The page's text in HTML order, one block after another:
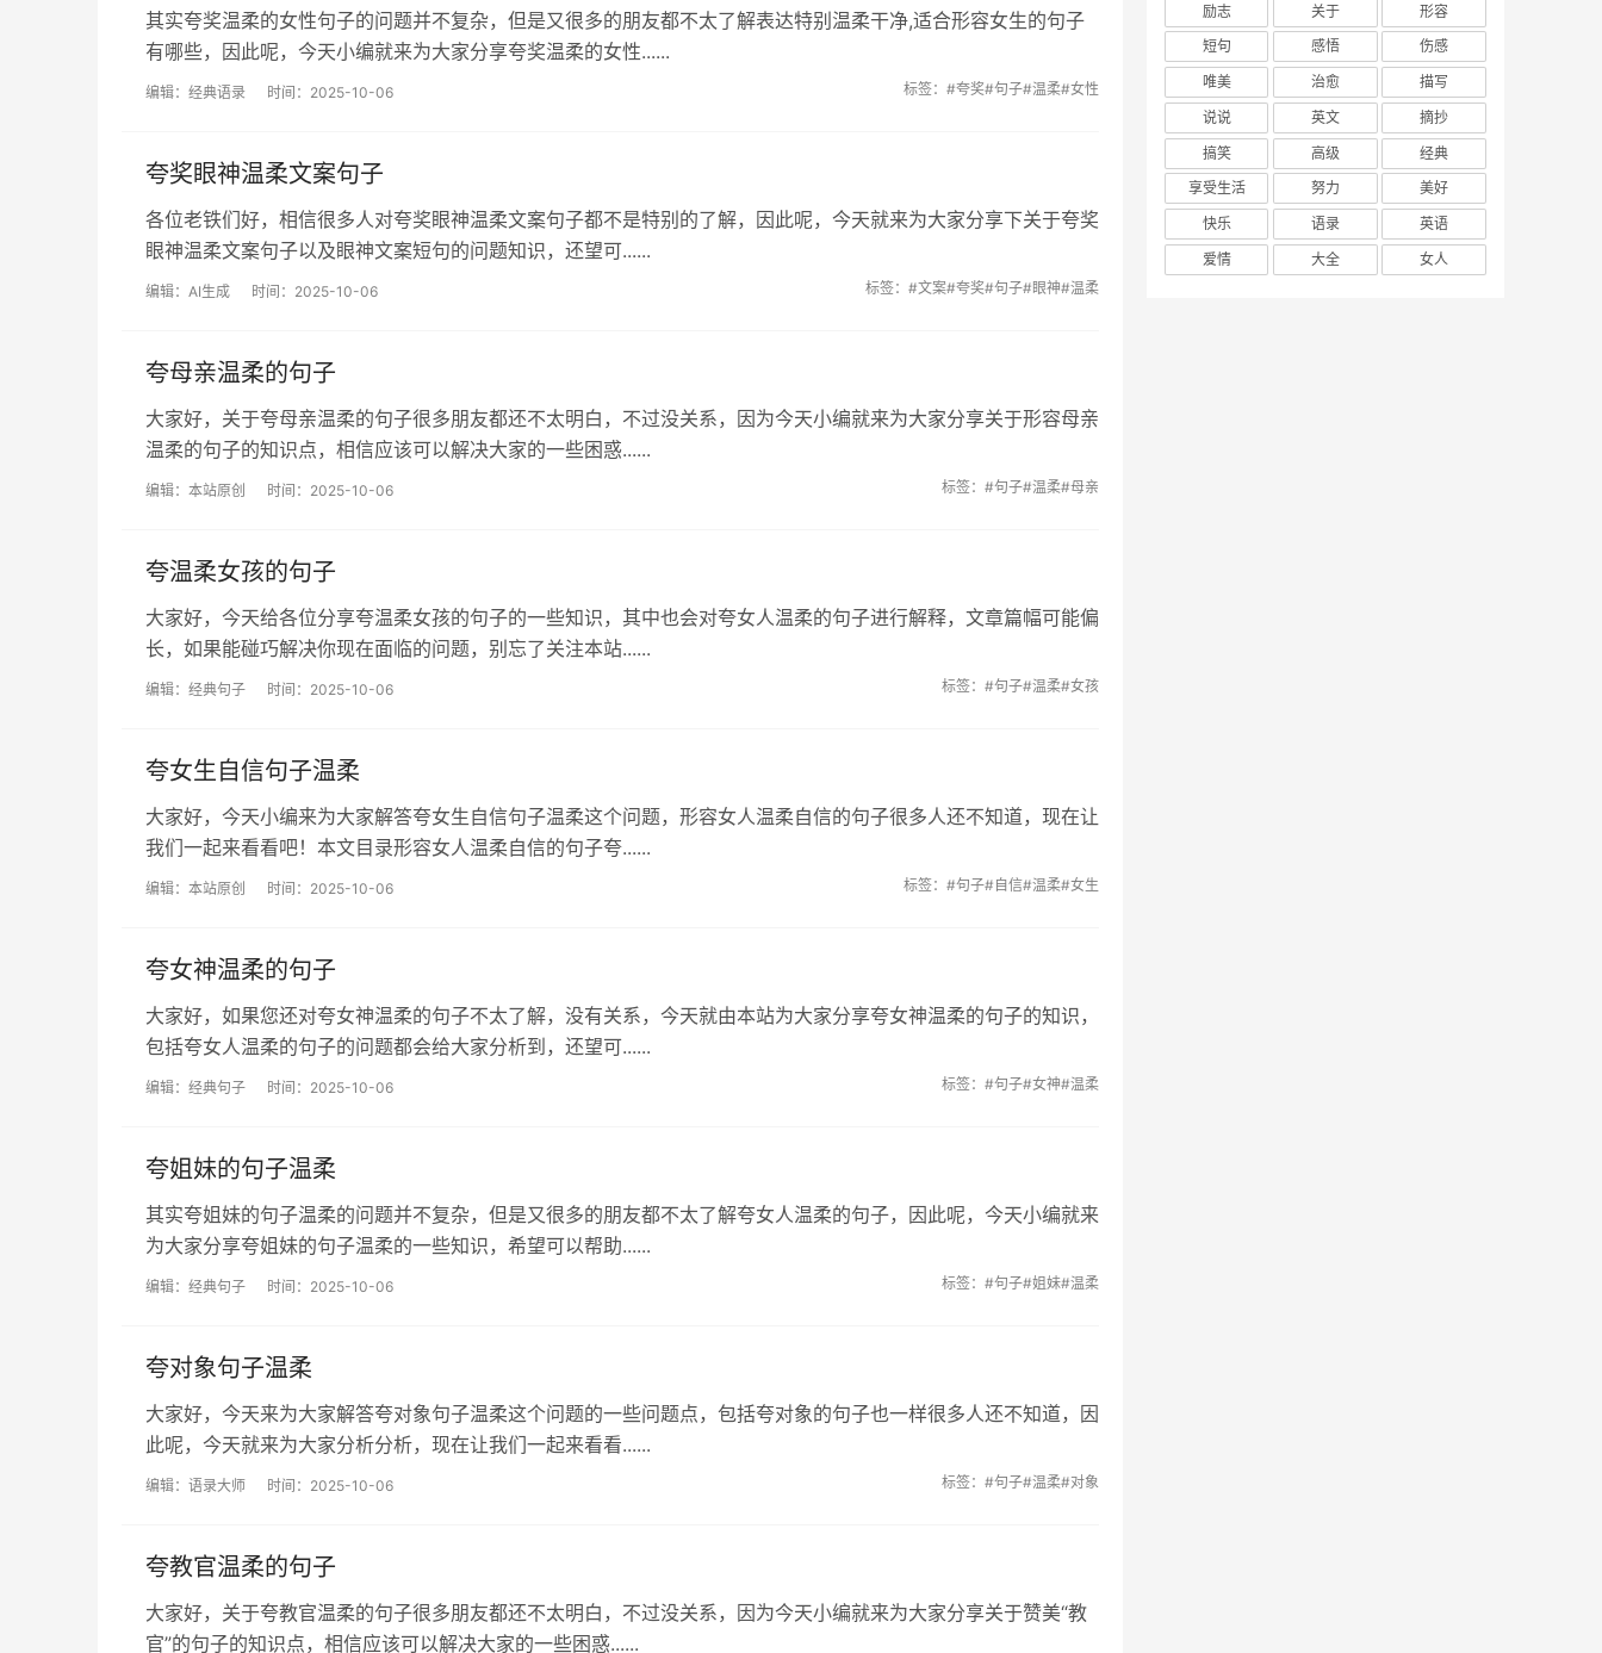
其实夸奖温柔的女性句子的问题并不复杂，但是又很多的朋友都不太了解表达特别温柔干净,适合形容女生的句子
有哪些，因此呢，今天小编就来为大家分享夸奖温柔的女性......
编辑： 经典语录 时间：2025-10-06 标签： #夸奖#句子#温柔#女性
夸奖眼神温柔文案句子
各位老铁们好，相信很多人对夸奖眼神温柔文案句子都不是特别的了解，因此呢，今天就来为大家分享下关于夸奖
眼神温柔文案句子以及眼神文案短句的问题知识，还望可......
编辑： AI生成 时间：2025-10-06 标签： #文案#夸奖#句子#眼神#温柔
夸母亲温柔的句子
大家好，关于夸母亲温柔的句子很多朋友都还不太明白，不过没关系，因为今天小编就来为大家分享关于形容母亲
温柔的句子的知识点，相信应该可以解决大家的一些困惑......
编辑： 本站原创 时间：2025-10-06 标签： #句子#温柔#母亲
夸温柔女孩的句子
大家好，今天给各位分享夸温柔女孩的句子的一些知识，其中也会对夸女人温柔的句子进行解释，文章篇幅可能偏
长，如果能碰巧解决你现在面临的问题，别忘了关注本站......
编辑： 经典句子 时间：2025-10-06 标签： #句子#温柔#女孩
夸女生自信句子温柔
大家好，今天小编来为大家解答夸女生自信句子温柔这个问题，形容女人温柔自信的句子很多人还不知道，现在让
我们一起来看看吧！本文目录形容女人温柔自信的句子夸......
编辑： 本站原创 时间：2025-10-06 标签： #句子#自信#温柔#女生
夸女神温柔的句子
大家好，如果您还对夸女神温柔的句子不太了解，没有关系，今天就由本站为大家分享夸女神温柔的句子的知识，
包括夸女人温柔的句子的问题都会给大家分析到，还望可......
编辑： 经典句子 时间：2025-10-06 标签： #句子#女神#温柔
夸姐妹的句子温柔
其实夸姐妹的句子温柔的问题并不复杂，但是又很多的朋友都不太了解夸女人温柔的句子，因此呢，今天小编就来
为大家分享夸姐妹的句子温柔的一些知识，希望可以帮助......
编辑： 经典句子 时间：2025-10-06 标签： #句子#姐妹#温柔
夸对象句子温柔
大家好，今天来为大家解答夸对象句子温柔这个问题的一些问题点，包括夸对象的句子也一样很多人还不知道，因
此呢，今天就来为大家分析分析，现在让我们一起来看看......
编辑： 语录大师 时间：2025-10-06 标签： #句子#温柔#对象
夸教官温柔的句子
大家好，关于夸教官温柔的句子很多朋友都还不太明白，不过没关系，因为今天小编就来为大家分享关于赞美“教
官”的句子的知识点，相信应该可以解决大家的一些困惑......
励志
关于
形容
短句
感悟
伤感
唯美
治愈
描写
说说
英文
摘抄
搞笑
高级
经典
享受生活
努力
美好
快乐
语录
英语
爱情
大全 女人